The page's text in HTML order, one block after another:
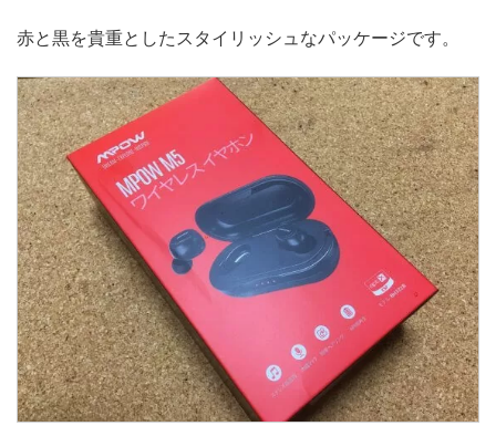
赤と黒を貴重としたスタイリッシュなパッケージです。